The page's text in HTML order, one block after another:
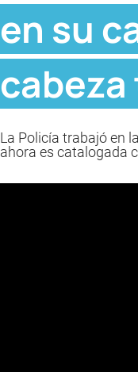
en su
La Policía trabajó en
ahora es catalogada